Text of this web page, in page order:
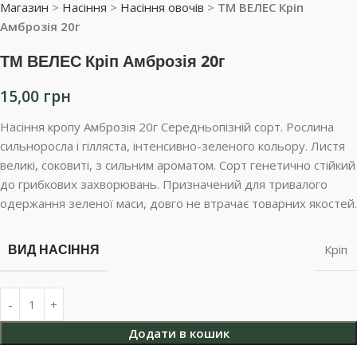
Магазин > Насіння > Насіння овочів > ТМ ВЕЛЕС Кріп
Амброзія 20г
ТМ ВЕЛЕС Кріп Амброзія 20г
15,00 грн
Насіння кропу Амброзія 20г Середньопізній сорт. Рослина
сильноросла і гілляста, інтенсивно-зеленого кольору. Листя
великі, соковиті, з сильним ароматом. Сорт генетично стійкий
до грибкових захворювань. Призначений для тривалого
одержання зеленої маси, довго не втрачає товарних якостей.
ВИД НАСІННЯ Кріп
Додати в кошик